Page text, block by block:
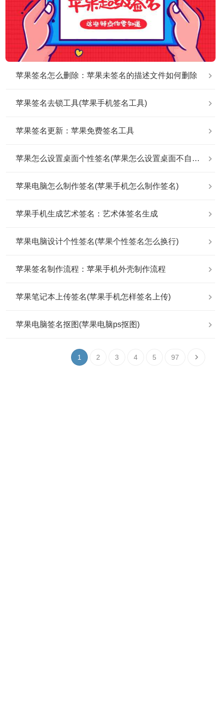
苹果签名怎么删除：苹果未签名的描述文件如何删除
苹果签名去锁工具(苹果手机签名工具)
苹果签名更新：苹果免费签名工具
苹果怎么设置桌面个性签名(苹果怎么设置桌面不自动排列)
苹果电脑怎么制作签名(苹果手机怎么制作签名)
苹果手机生成艺术签名：艺术体签名生成
苹果电脑设计个性签名(苹果个性签名怎么换行)
苹果签名制作流程：苹果手机外壳制作流程
苹果笔记本上传签名(苹果手机怎样签名上传)
苹果电脑签名抠图(苹果电脑ps抠图)
1 2 3 4 5 97